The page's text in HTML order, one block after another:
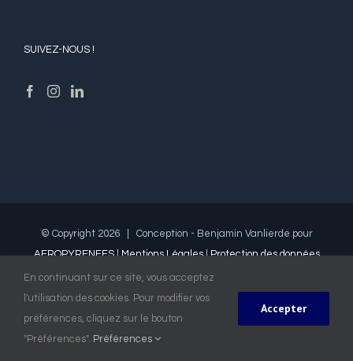
SUIVEZ-NOUS !
© Copyright 2026 | Conception - Benjamin Vanlierde pour
AEROPYRENEES|Mentions Légales|Protection des données
| All Rights Reserved
Instagram
cliquez sur le bouton "Infos".
En continuant sur ce site, vous acceptez
l'utilisation des cookies. Pour modifier vos
préférences, cliquez sur le bouton
"Préférences". Préférences
Accepter